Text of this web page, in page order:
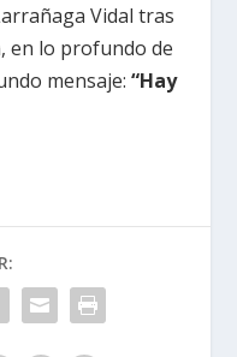
Vidal tras
en lo profundo de
mensaje:“Hay